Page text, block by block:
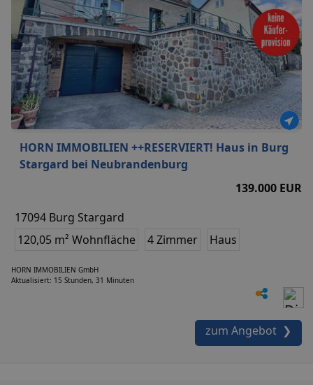
HORN IMMOBILIEN ++RESERVIERT! Haus in Burg
Stargard bei Neubrandenburg
139.000 EUR
17094 Burg Stargard
120,05 m² Wohnfläche
4 Zimmer Haus
HORN IMMOBILIEN GmbH
Aktualisiert: 15 Stunden, 31 Minuten
zum Angebot ❯